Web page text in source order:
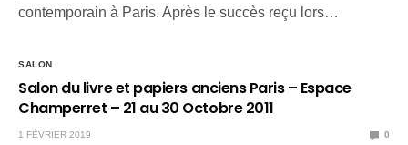
contemporain à Paris. Après le succès reçu lors…
SALON
Salon du livre et papiers anciens Paris – Espace
Champerret – 21 au 30 Octobre 2011
1 FÉVRIER 2019 0